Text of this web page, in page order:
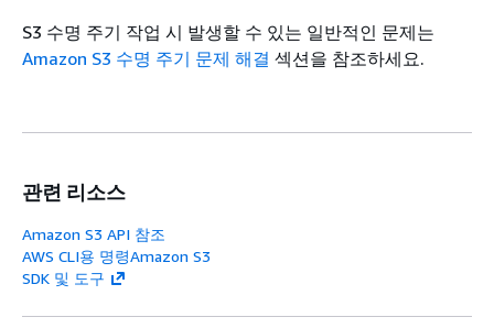
S3 수명 주기 작업 시 발생할 수 있는 일반적인 문제는
Amazon S3 수명 주기 문제 해결 섹션을 참조하세요.
관련 리소스
Amazon S3 API 참조
AWS CLI용 명령Amazon S3
SDK 및 도구